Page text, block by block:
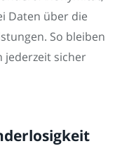
Daten über die
So bleiben
jederzeit sicher